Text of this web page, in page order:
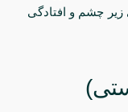
چشم و افتادگی